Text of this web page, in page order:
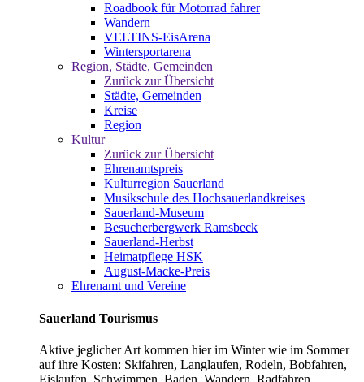
Roadbook für Motorrad fahrer
Wandern
VELTINS-EisArena
Wintersportarena
Region, Städte, Gemeinden
Zurück zur Übersicht
Städte, Gemeinden
Kreise
Region
Kultur
Zurück zur Übersicht
Ehrenamtspreis
Kulturregion Sauerland
Musikschule des Hochsauerlandkreises
Sauerland-Museum
Besucherbergwerk Ramsbeck
Sauerland-Herbst
Heimatpflege HSK
August-Macke-Preis
Ehrenamt und Vereine
Sauerland Tourismus
Aktive jeglicher Art kommen hier im Winter wie im Sommer
auf ihre Kosten: Skifahren, Langlaufen, Rodeln, Bobfahren,
Eislaufen, Schwimmen, Baden, Wandern, Radfahren,